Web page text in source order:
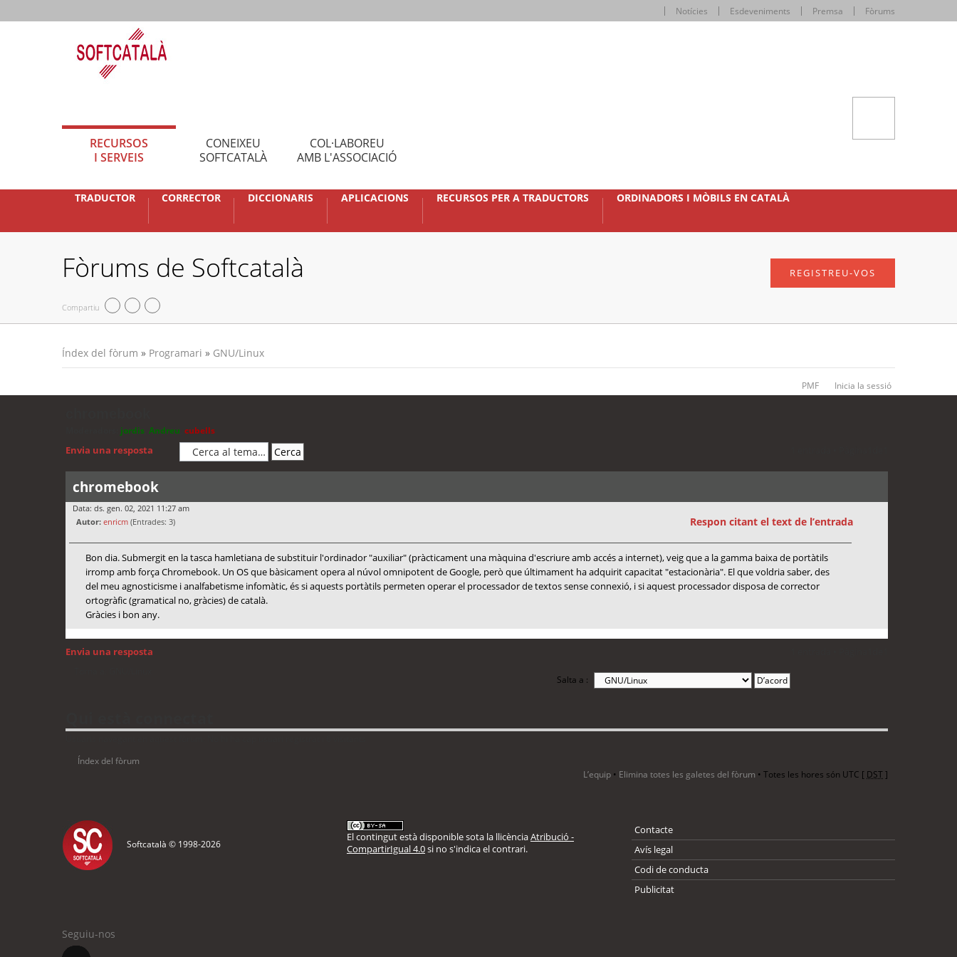
Notícies Esdeveniments Premsa Fòrums
RECURSOS
I SERVEIS
CONEIXEU
SOFTCATALÀ
COL·LABOREU
AMB L'ASSOCIACIÓ
TRADUCTOR CORRECTOR DICCIONARIS APLICACIONS RECURSOS PER A TRADUCTORS ORDINADORS I MÒBILS EN CATALÀ
Fòrums de Softcatalà
Compartiu
REGISTREU-VOS
Índex del fòrum » Programari » GNU/Linux
PMF Inicia la sessió
jordis Andreu cubells
Envia una resposta
chromebook
Data: ds. gen. 02, 2021 11:27 am
Autor: enricm (Entrades: 3) Respon citant el text de l’entrada
Bon dia. Submergit en la tasca hamletiana de substituir l'ordinador "auxiliar" (pràcticament una màquina d'escriure amb accés a internet), veig que a la gamma baixa de portàtils
irromp amb força Chromebook. Un OS que bàsicament opera al núvol omnipotent de Google, però que últimament ha adquirit capacitat "estacionària". El que voldria saber, des
del meu agnosticisme i analfabetisme infomàtic, és si aquests portàtils permeten operar el processador de textos sense connexió, i si aquest processador disposa de corrector
ortogràfic (gramatical no, gràcies) de català.
Gràcies i bon any.
Envia una resposta
Salta a :
Índex del fòrum
L’equip • Elimina totes les galetes del fòrum • Totes les hores són UTC [ DST]
Softcatalà © 1998-2026
El contingut està disponible sota la llicènciaAtribució -
CompartirIgual 4.0si no s'indica el contrari.
Contacte
Avís legal
Codi de conducta
Publicitat
Seguiu-nos